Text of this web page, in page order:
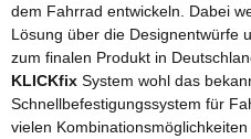
dem Fahrrad entwickeln. Dabei
Lösung über die Designentwürfe
zum finalen Produkt in
KLICKfix System wohl das
Schnellbefestigungssystem für
vielen